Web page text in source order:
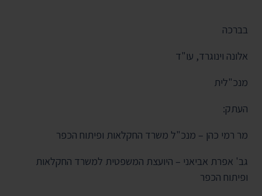
בברכה
אלונה וינוגרד, עו"ד
מנכ"לית
העתק:
מר רמי כהן – מנכ"ל משרד החקלאות ופיתוח הכפר
גב' אפרת אביאני – היועצת המשפטית למשרד החקלאות
ופיתוח הכפר